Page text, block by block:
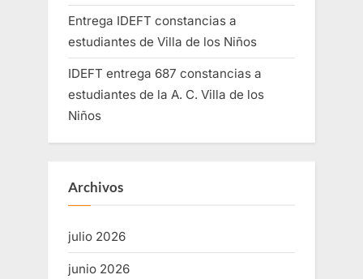
Entrega IDEFT constancias a
estudiantes de Villa de los Niños
IDEFT entrega 687 constancias a
estudiantes de la A. C. Villa de los
Niños
Archivos
julio 2026
junio 2026